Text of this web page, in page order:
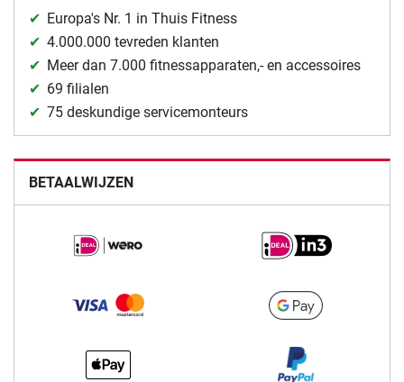
Europa's Nr. 1 in Thuis Fitness
4.000.000 tevreden klanten
Meer dan 7.000 fitnessapparaten,- en accessoires
69 filialen
75 deskundige servicemonteurs
BETAALWIJZEN